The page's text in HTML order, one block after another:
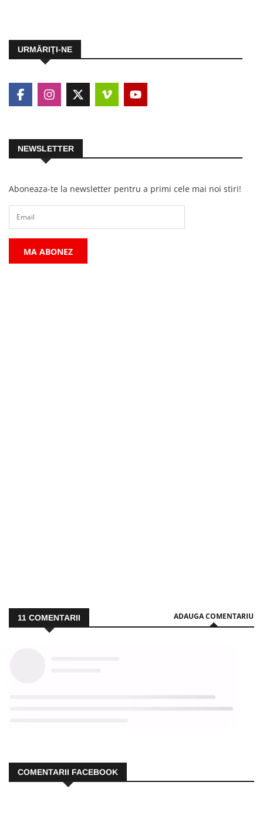
URMĂRIŢI-NE
NEWSLETTER
Aboneaza-te la newsletter pentru a primi cele mai noi stiri!
MA ABONEZ
11 COMENTARII ADAUGA COMENTARIU
COMENTARII FACEBOOK